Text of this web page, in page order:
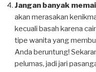
Jangan banyak
akan merasakan
kecuali basah karena
tipe wanita yang
Anda beruntung!
pelumas, jadi jari